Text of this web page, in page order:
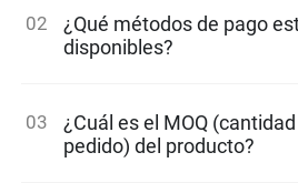
02
¿Qué métodos de pago
disponibles?
03
¿Cuál es el MOQ
pedido) del producto?